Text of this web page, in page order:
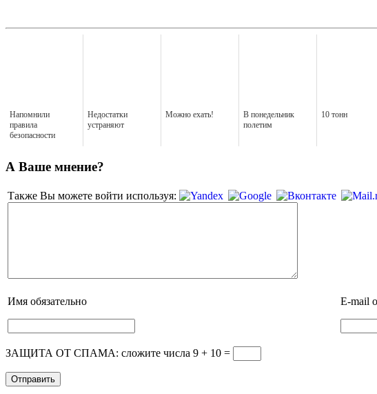
Напомнили
правила
безопасности
Недостатки
устраняют
Можно ехать!
В понедельник
полетим
10 тонн
А Ваше мнение?
Также Вы можете войти используя:
Имя обязательно E-mail
ЗАЩИТА ОТ СПАМА: сложите числа 9 + 10 =